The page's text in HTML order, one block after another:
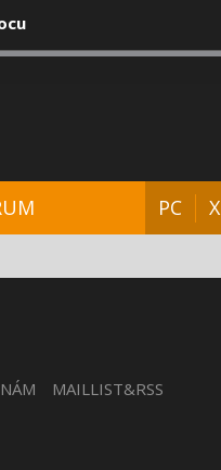
PC
MAILLIST&RSS